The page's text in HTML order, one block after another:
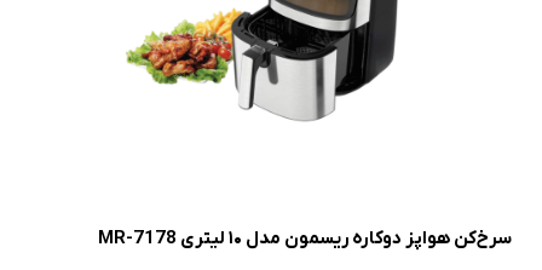
سرخ‌کن هواپز دوکاره ریسمون مدل ۱۰ لیتری MR-7178